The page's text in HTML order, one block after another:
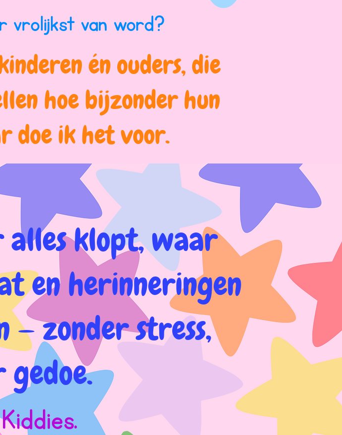
vrolijkst van word?
én ouders, die
hoe bijzonder hun
doe ik het voor.
alles klopt, waar
en herinneringen
— zonder stress,
gedoe.